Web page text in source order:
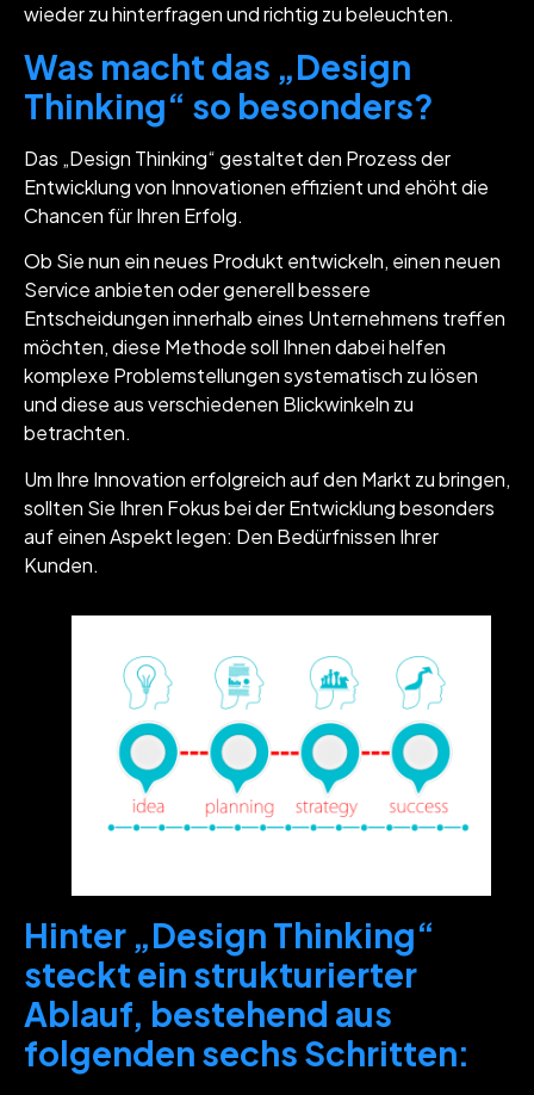
wieder zu hinterfragen und richtig zu beleuchten.
Was macht das „Design
Thinking“ so besonders?
Das „Design Thinking“ gestaltet den Prozess der
Entwicklung von Innovationen effizient und ehöht die
Chancen für Ihren Erfolg.
Ob Sie nun ein neues Produkt entwickeln, einen neuen
Service anbieten oder generell bessere
Entscheidungen innerhalb eines Unternehmens treffen
möchten, diese Methode soll Ihnen dabei helfen
komplexe Problemstellungen systematisch zu lösen
und diese aus verschiedenen Blickwinkeln zu
betrachten.
Um Ihre Innovation erfolgreich auf den Markt zu bringen,
sollten Sie Ihren Fokus bei der Entwicklung besonders
auf einen Aspekt legen: Den Bedürfnissen Ihrer
Kunden.
Hinter „Design Thinking“
steckt ein strukturierter
Ablauf, bestehend aus
folgenden sechs Schritten: